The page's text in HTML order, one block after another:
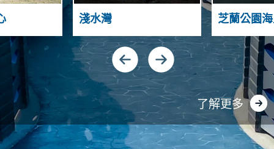
A
G
U
H
淺水灣 芝蘭公園
了解更多